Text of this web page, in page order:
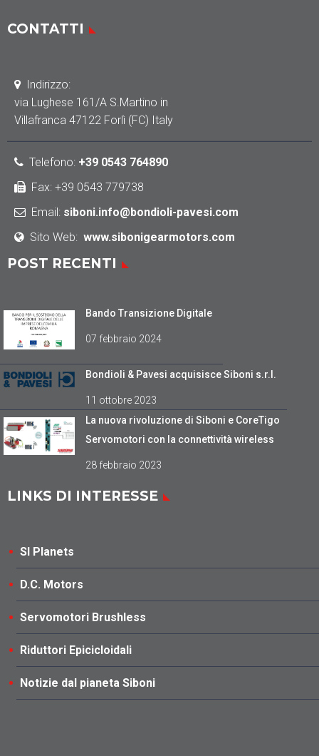
CONTATTI
Indirizzo:
via Lughese 161/A S.Martino in
Villafranca 47122 Forlì (FC) Italy
Telefono: +39 0543 764890
Fax: +39 0543 779738
Email: siboni.info@bondioli-pavesi.com
Sito Web: www.sibonigearmotors.com
POST RECENTI
Bando Transizione Digitale
07 febbraio 2024
Bondioli & Pavesi acquisisce Siboni s.r.l.
11 ottobre 2023
La nuova rivoluzione di Siboni e CoreTigo
Servomotori con la connettività wireless
28 febbraio 2023
LINKS DI INTERESSE
SI Planets
D.C. Motors
Servomotori Brushless
Riduttori Epicicloidali
Notizie dal pianeta Siboni